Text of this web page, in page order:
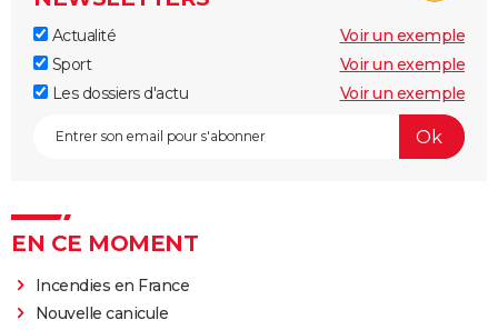
Actualité
Voir un exemple
Sport
Voir un exemple
Les dossiers d'actu
Voir un exemple
EN CE MOMENT
Incendies en France
Nouvelle canicule